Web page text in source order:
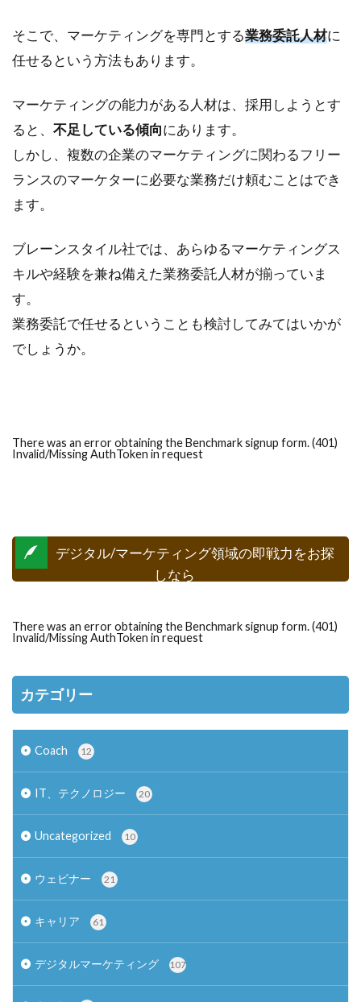
そこで、マーケティングを専門とする業務委託人材に
任せるという方法もあります。
マーケティングの能力がある人材は、採用しようとす
ると、 不足している傾向にあります。
しかし、複数の企業のマーケティングに関わるフリー
ランスのマーケターに必要な業務だけ頼むことはでき
ます。
ブレーンスタイル社では、あらゆるマーケティングス
キルや経験を兼ね備えた業務委託人材が揃っていま
す。
業務委託で任せるということも検討してみてはいかが
でしょうか。
There was an error obtaining the Benchmark signup form. (401)
Invalid/Missing AuthToken in request
デジタル/マーケティング領域の即戦力をお探
しなら
There was an error obtaining the Benchmark signup form. (401)
Invalid/Missing AuthToken in request
カテゴリー
Coach 12
IT、テクノロジー 20
Uncategorized 10
ウェビナー 21
キャリア 61
デジタルマーケティング 107